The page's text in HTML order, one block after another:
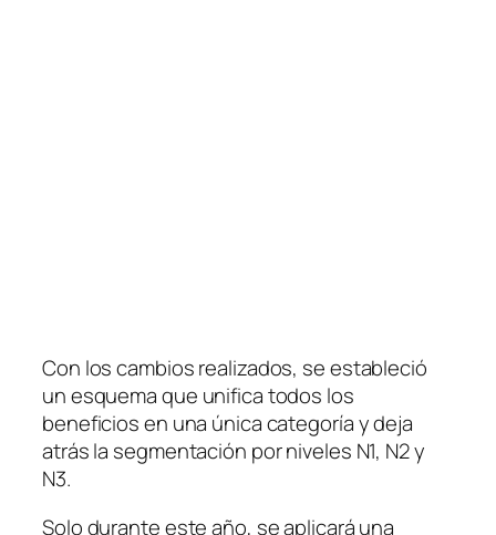
Con los cambios realizados, se estableció
un esquema que unifica todos los
beneficios en una única categoría y deja
atrás la segmentación por niveles N1, N2 y
N3.
Solo durante este año, se aplicará una